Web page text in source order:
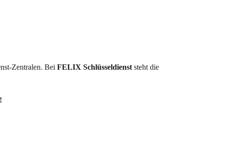
Zentralen. Bei FELIX Schlüsseldienst steht die